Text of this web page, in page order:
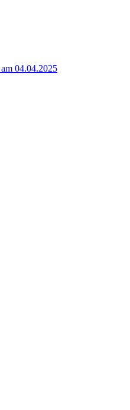
04.04.2025